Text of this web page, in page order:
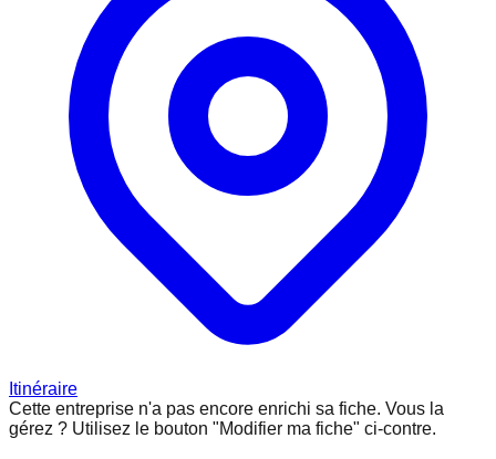
Itinéraire
Cette entreprise n'a pas encore enrichi sa fiche. Vous la
gérez ? Utilisez le bouton "Modifier ma fiche" ci-contre.